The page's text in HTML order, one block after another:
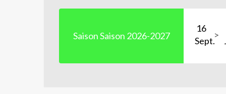
Saison Saison 2026-2027
16
Sept.